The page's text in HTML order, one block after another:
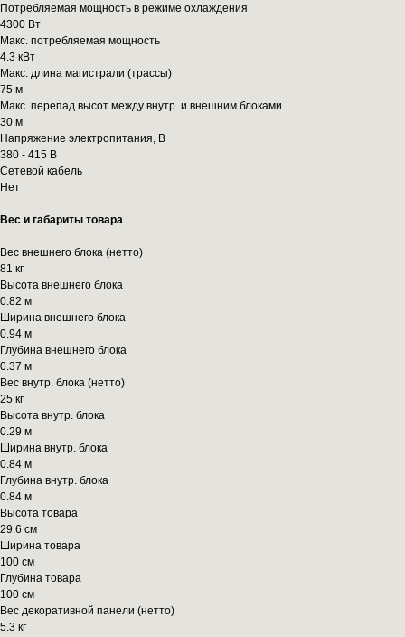
Потребляемая мощность в режиме охлаждения
4300 Вт
Макс. потребляемая мощность
4.3 кВт
Макс. длина магистрали (трассы)
75 м
Макс. перепад высот между внутр. и внешним блоками
30 м
Напряжение электропитания, В
380 - 415 В
Сетевой кабель
Нет
Вес и габариты товара
Вес внешнего блока (нетто)
81 кг
Высота внешнего блока
0.82 м
Ширина внешнего блока
0.94 м
Глубина внешнего блока
0.37 м
Вес внутр. блока (нетто)
25 кг
Высота внутр. блока
0.29 м
Ширина внутр. блока
0.84 м
Глубина внутр. блока
0.84 м
Высота товара
29.6 см
Ширина товара
100 см
Глубина товара
100 см
Вес декоративной панели (нетто)
5.3 кг